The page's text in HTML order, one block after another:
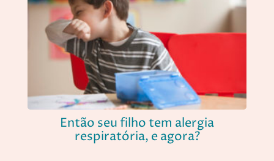
Então seu filho tem alergia
respiratória, e agora?